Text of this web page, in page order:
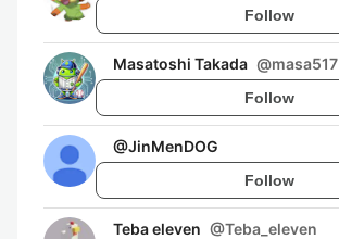
Follow
Masatoshi Takada @masa517
Follow
@JinMenDOG
Follow
Teba eleven @Teba_eleven